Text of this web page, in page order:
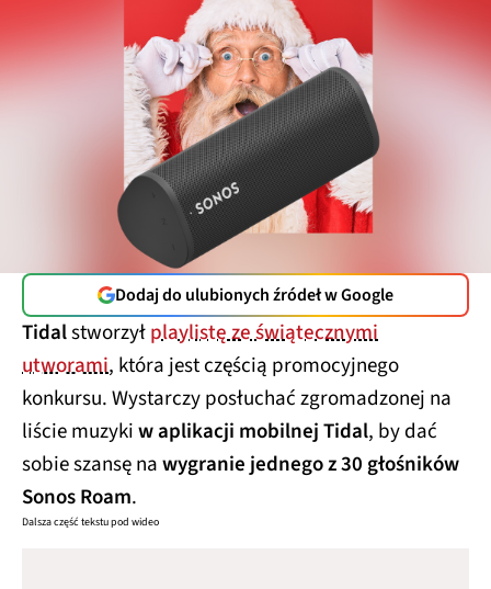
Dodaj do ulubionych źródeł w Google
Tidalstworzyłplaylistę ze świątecznymi
utworami, która jest częścią promocyjnego
konkursu. Wystarczy posłuchać zgromadzonej na
liście muzykiw aplikacji mobilnej Tidal, by dać
sobie szansę nawygranie jednego z 30 głośników
Sonos Roam.
Dalsza część tekstu pod wideo